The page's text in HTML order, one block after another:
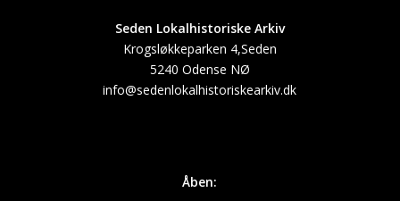
Seden Lokalhistoriske Arkiv
Krogsløkkeparken 4,Seden
5240 Odense NØ
info@sedenlokalhistoriskearkiv.dk
Åben: